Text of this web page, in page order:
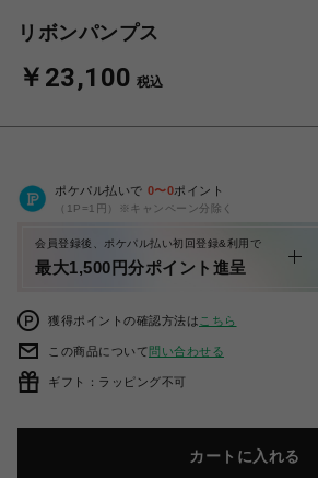
リボンパンプス
￥23,100 税込
ポケパル払いで 0〜0ポイント
（1P=1円）※キャンペーン分除く
会員登録後、ポケパル払い初回登録&利用で
最大1,500円分ポイント進呈
獲得ポイントの確認方法は こちら
この商品について問い合わせる
ギフト：ラッピング不可
カートに入れる